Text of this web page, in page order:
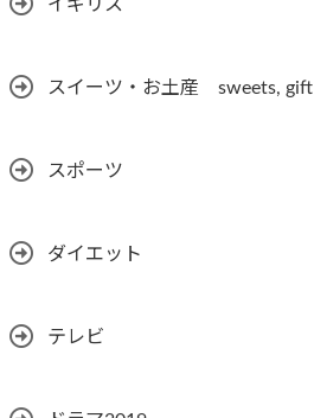
イギリス
スイーツ・お土産 sweets, gift
スポーツ
ダイエット
テレビ